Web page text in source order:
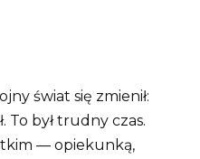
świat się zmienił:
To był trudny czas.
— opiekunką,